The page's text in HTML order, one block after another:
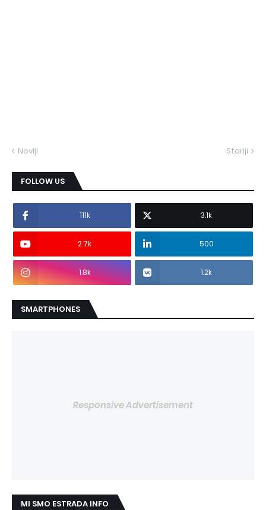
Noviji Stariji
FOLLOW US
111k 3.1k
2.7k 500
1.8k 1.2k
SMARTPHONES
Responsive Advertisement
MI SMO ESTRADA INFO